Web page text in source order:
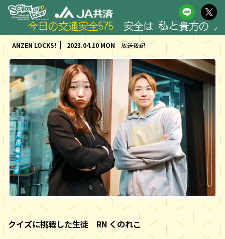
今日の交通安全575 安全は 私と貴方の 人生だ
ANZEN LOCKS! 2023.04.10 MON 放送後記
クイズに挑戦した生徒 RN くのれこ